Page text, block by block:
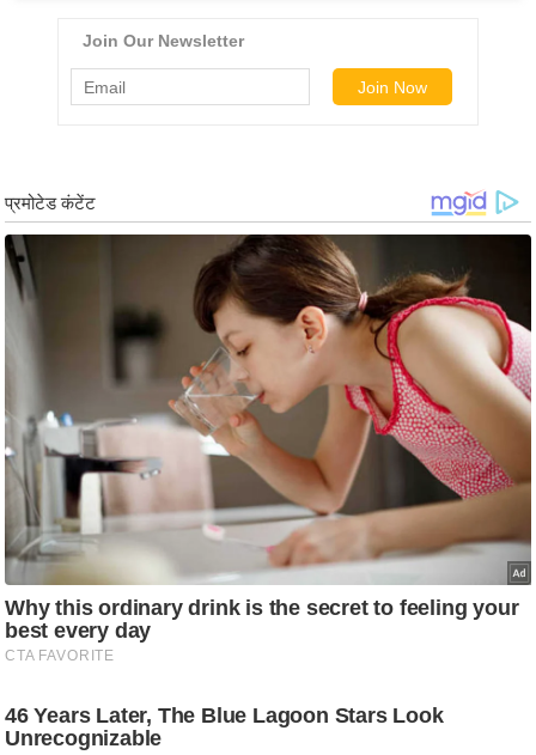
n
g
N
e
इ
फ
स्टा
इ
ल
टे
क्नॉ
लॉ
ब्यू
टी